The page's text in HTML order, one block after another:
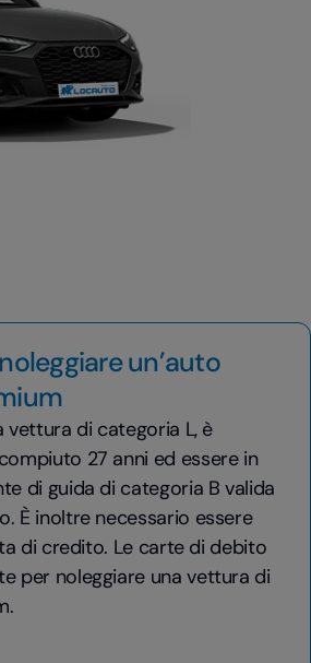
un’auto
vettura di categoria L, è
27 anni ed essere in
di guida di categoria B valida
È inoltre necessario essere
di credito. Le carte di debito
per noleggiare una vettura di